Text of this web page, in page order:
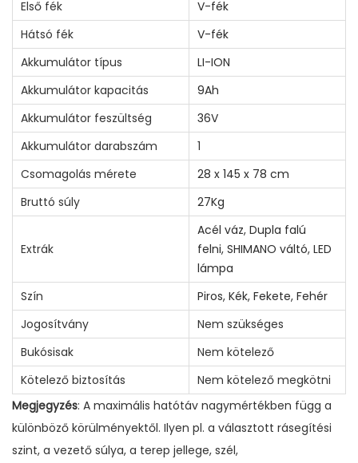
Első fék
V-fék
Hátsó fék
V-fék
Akkumulátor típus
LI-ION
Akkumulátor kapacitás
9Ah
Akkumulátor feszültség
36V
Akkumulátor darabszám
1
Csomagolás mérete
28 x 145 x 78 cm
Bruttó súly
27Kg
Extrák
Acél váz, Dupla falú
felni, SHIMANO váltó, LED
lámpa
Szín
Piros, Kék, Fekete, Fehér
Jogosítvány
Nem szükséges
Bukósisak
Nem kötelező
Kötelező biztosítás
Nem kötelező megkötni
Megjegyzés: A maximális hatótáv nagymértékben függ a
különböző körülményektől. Ilyen pl. a választott rásegítési
szint, a vezető súlya, a terep jellege, szél,